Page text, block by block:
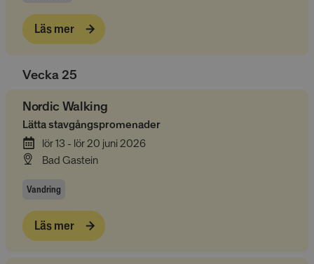
Läs mer
Vecka 25
Nordic Walking
Lätta stavgångspromenader
lör 13 - lör 20 juni 2026
Bad Gastein
Vandring
Läs mer